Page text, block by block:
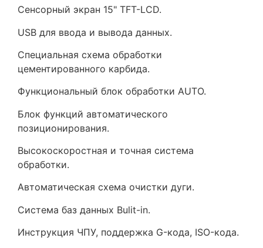
Сенсорный экран 15" TFT-LCD.
USB для ввода и вывода данных.
Специальная схема обработки
цементированного карбида.
Функциональный блок обработки AUTO.
Блок функций автоматического
позиционирования.
Высокоскоростная и точная система
обработки.
Автоматическая схема очистки дуги.
Система баз данных Bulit-in.
Инструкция ЧПУ, поддержка G-кода, ISO-кода.